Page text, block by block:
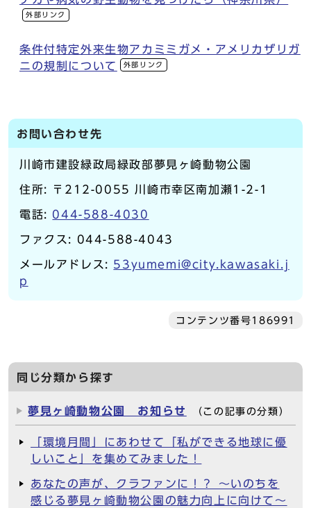
外部リンク
条件付特定外来生物アカミミガメ・アメリカザリガ
ニの規制について
外部リンク
お問い合わせ先
川崎市建設緑政局緑政部夢見ヶ崎動物公園
住所: 〒212-0055 川崎市幸区南加瀬1-2-1
電話: 044-588-4030
ファクス: 044-588-4043
メールアドレス: 53yumemi@city.kawasaki.j
p
コンテンツ番号186991
同じ分類から探す
夢見ヶ崎動物公園 お知らせ （この記事の分類）
「環境月間」にあわせて「私ができる地球に優
しいこと」を集めてみました！
あなたの声が、クラファンに！？ ～いのちを
感じる夢見ヶ崎動物公園の魅力向上に向けて～